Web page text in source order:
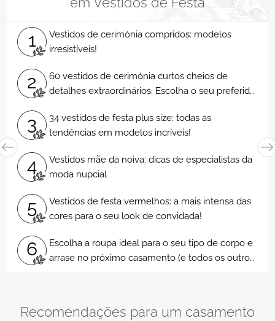
1
Vestidos de cerimónia compridos: modelos
irresistíveis!
2
60 vestidos de cerimónia curtos cheios de
detalhes extraordinários. Escolha o seu preferido
3
34 vestidos de festa plus size: todas as
tendências em modelos incríveis!
4
Vestidos mãe da noiva: dicas de especialistas da
moda nupcial
5
Vestidos de festa vermelhos: a mais intensa das
cores para o seu look de convidada!
6
Escolha a roupa ideal para o seu tipo de corpo e
arrase no próximo casamento (e todos os outros
Recomendações para um casamento